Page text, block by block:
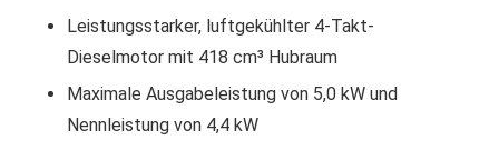
Leistungsstarker, luftgekühlter 4-Takt-
Dieselmotor mit 418 cm³ Hubraum
Maximale Ausgabeleistung von 5,0 kW und
Nennleistung von 4,4 kW